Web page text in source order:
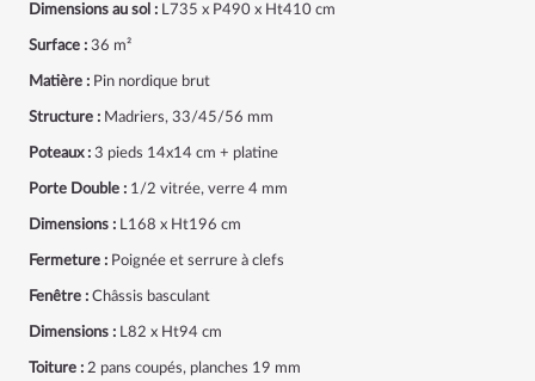
Dimensions au sol : L735 x P490 x Ht410 cm
Surface : 36 m²
Matière : Pin nordique brut
Structure : Madriers, 33/45/56 mm
Poteaux : 3 pieds 14x14 cm + platine
Porte Double : 1/2 vitrée, verre 4 mm
Dimensions : L168 x Ht196 cm
Fermeture : Poignée et serrure à clefs
Fenêtre : Châssis basculant
Dimensions : L82 x Ht94 cm
Toiture : 2 pans coupés, planches 19 mm